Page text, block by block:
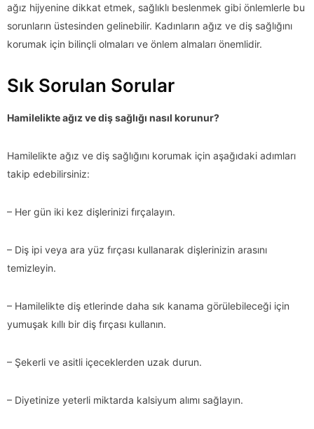
ağız hijyenine dikkat etmek, sağlıklı beslenmek gibi önlemlerle bu
sorunların üstesinden gelinebilir. Kadınların ağız ve diş sağlığını
korumak için bilinçli olmaları ve önlem almaları önemlidir.
Sık Sorulan Sorular
Hamilelikte ağız ve diş sağlığı nasıl korunur?
Hamilelikte ağız ve diş sağlığını korumak için aşağıdaki adımları
takip edebilirsiniz:
– Her gün iki kez dişlerinizi fırçalayın.
– Diş ipi veya ara yüz fırçası kullanarak dişlerinizin arasını
temizleyin.
– Hamilelikte diş etlerinde daha sık kanama görülebileceği için
yumuşak kıllı bir diş fırçası kullanın.
– Şekerli ve asitli içeceklerden uzak durun.
– Diyetinize yeterli miktarda kalsiyum alımı sağlayın.